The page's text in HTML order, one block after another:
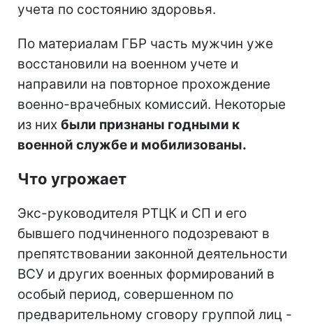
учета по состоянию здоровья.
По материалам ГБР часть мужчин уже
восстановили на военном учете и
направили на повторное прохождение
военно-врачебных комиссий. Некоторые
из них были признаны годными к
военной службе и мобилизованы.
Что угрожает
Экс-руководителя РТЦК и СП и его
бывшего подчиненного подозревают в
препятствовании законной деятельности
ВСУ и других военных формирований в
особый период, совершенном по
предварительному сговору группой лиц -